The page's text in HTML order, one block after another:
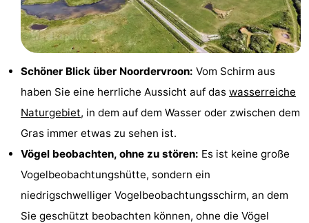
Sehen
tun
Museen
Denkmäler
Mühlen
Leuchtturme
Aussichtspunkte
Attraktionen
Schöner Blick über Noordervroon: Vom Schirm aus
haben Sie eine herrliche Aussicht auf das wasserreiche
Naturgebiet, in dem auf dem Wasser oder zwischen dem
Gras immer etwas zu sehen ist.
Vögel beobachten, ohne zu stören: Es ist keine große
Vogelbeobachtungshütte, sondern ein
niedrigschwelliger Vogelbeobachtungsschirm, an dem
Sie geschützt beobachten können, ohne die Vögel